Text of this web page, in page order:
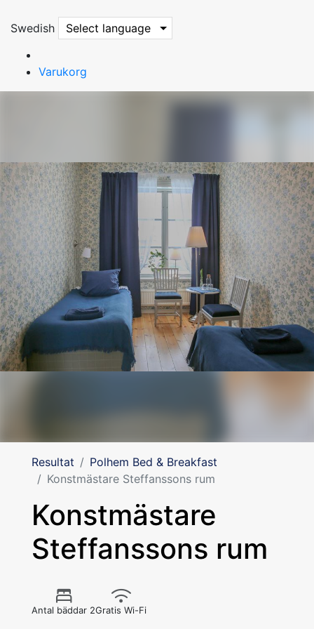
Swedish Select language
Varukorg
Resultat
Polhem Bed & Breakfast
Konstmästare Steffanssons rum
Konstmästare
Steffanssons rum
Antal bäddar 2Gratis Wi-Fi